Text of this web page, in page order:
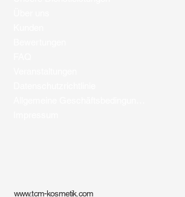
www.tcm-kosmetik.com